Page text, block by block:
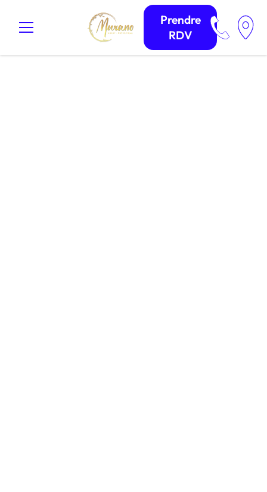
Prendre
RDV